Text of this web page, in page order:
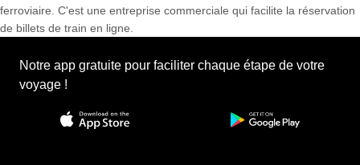
ferroviaire. C'est une entreprise commerciale qui facilite la réservation
de billets de train en ligne.
Notre app gratuite pour faciliter chaque étape de votre
voyage !